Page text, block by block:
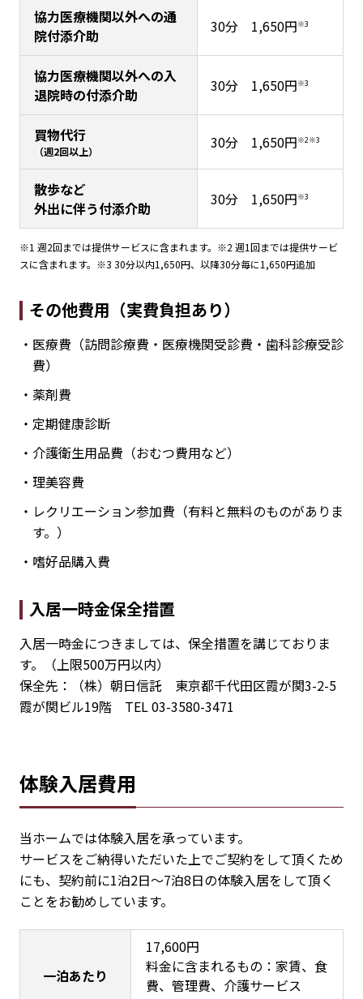
協力医療機関以外への通
院付添介助
30分 1,650円※3
協力医療機関以外への入
退院時の付添介助
30分 1,650円※3
買物代行
（週2回以上） 30分 1,650円※2※3
散歩など
外出に伴う付添介助
30分 1,650円※3
※1 週2回までは提供サービスに含まれます。※2 週1回までは提供サービ
スに含まれます。※3 30分以内1,650円、以降30分毎に1,650円追加
その他費用（実費負担あり）
・医療費（訪問診療費・医療機関受診費・歯科診療受診
費）
・薬剤費
・定期健康診断
・介護衛生用品費（おむつ費用など）
・理美容費
・レクリエーション参加費（有料と無料のものがありま
す。）
・嗜好品購入費
入居一時金保全措置
入居一時金につきましては、保全措置を講じておりま
す。（上限500万円以内）
保全先：（株）朝日信託 東京都千代田区霞が関3-2-5
霞が関ビル19階 TEL 03-3580-3471
体験入居費用
当ホームでは体験入居を承っています。
サービスをご納得いただいた上でご契約をして頂くため
にも、契約前に1泊2日～7泊8日の体験入居をして頂く
ことをお勧めしています。
一泊あたり
17,600円
料金に含まれるもの：家賃、食
費、管理費、介護サービス